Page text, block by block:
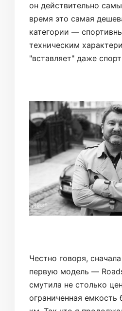
он действительно
время это самая
категории —
техническим
"вставляет" даже
Честно говоря,
первую модель —
смутила не столько
ограниченная